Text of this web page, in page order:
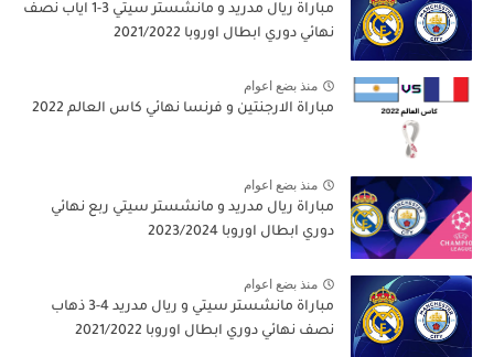
مباراة ريال مدريد و مانشستر سيتي 3-1 اياب نصف
نهائي دوري ابطال اوروبا 2021/2022
منذ بضع اعوام
مباراة الارجنتين و فرنسا نهائي كاس العالم 2022
منذ بضع اعوام
مباراة ريال مدريد و مانشستر سيتي ربع نهائي
دوري ابطال اوروبا 2023/2024
منذ بضع اعوام
مباراة مانشستر سيتي و ريال مدريد 4-3 ذهاب
نصف نهائي دوري ابطال اوروبا 2021/2022